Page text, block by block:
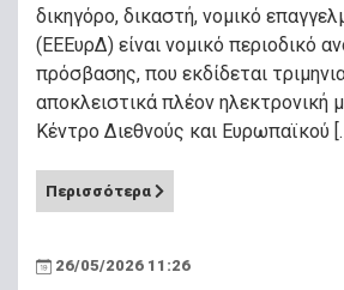
δικηγόρο, δικαστή, νομικό
(ΕΕΕυρΔ) είναι νομικό περιοδικό
πρόσβασης, που εκδίδεται
αποκλειστικά πλέον ηλεκτρονική
Κέντρο Διεθνούς και Ευρωπαϊκού
Περισσότερα
26/05/2026 11:26